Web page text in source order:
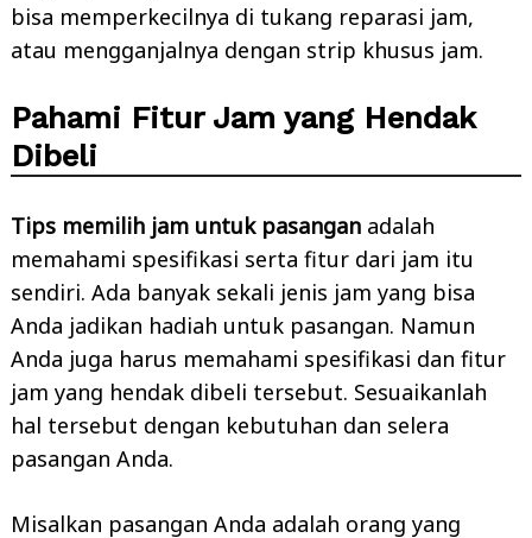
bisa memperkecilnya di tukang reparasi jam,
atau mengganjalnya dengan strip khusus jam.
Pahami Fitur Jam yang Hendak
Dibeli
Tips memilih jam untuk pasangan adalah
memahami spesifikasi serta fitur dari jam itu
sendiri. Ada banyak sekali jenis jam yang bisa
Anda jadikan hadiah untuk pasangan. Namun
Anda juga harus memahami spesifikasi dan fitur
jam yang hendak dibeli tersebut. Sesuaikanlah
hal tersebut dengan kebutuhan dan selera
pasangan Anda.
Misalkan pasangan Anda adalah orang yang